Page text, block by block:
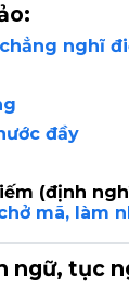
nghĩ
đầy
(định
mã, làm
ngữ, tục